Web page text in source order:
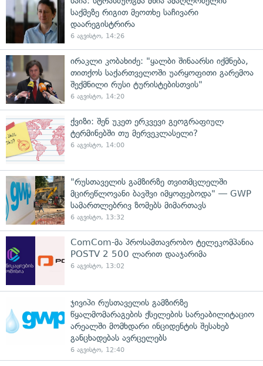
საქმეზე რიგით მეოთხე საჩივარი
დაარეგისტრირა
6 აგვისტო, 14:26
ირაკლი კობახიძე: "ყალბი შინაარსი იქმნება,
თითქოს საქართველოში უარყოფითი გარემოა
შექმნილი რუსი ტურისტებისთვის"
6 აგვისტო, 14:20
ქვიზი: შენ უკეთ ერკვევი გეოგრაფიულ
ტერმინებში თუ მერვეკლასელი?
6 აგვისტო, 14:00
"რუსთაველის გამზირზე თვითმცლელში
მცირეწლოვანი ბავშვი იმყოფებოდა" — GWP
სამართლებრივ ზომებს მიმართავს
6 აგვისტო, 13:32
ComCom-მა პროსამთავრობო ტელეკომპანია
POSTV 2 500 ლარით დააჯარიმა
6 აგვისტო, 13:02
ჯივიპი რუსთაველის გამზირზე
წყალმომარაგების ქსელების სარეაბილიტაციო
არეალში მომხდარი ინციდენტის შესახებ
განცხადებას ავრცელებს
6 აგვისტო, 12:40